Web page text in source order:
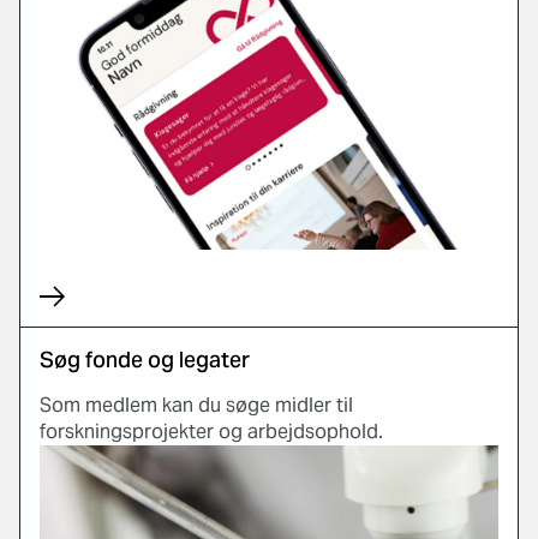
Søg fonde og legater
Som medlem kan du søge midler til
forskningsprojekter og arbejdsophold.